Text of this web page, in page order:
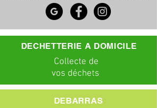
DECHETTERIE A DOMICILE
Collecte de
vos déchets
DEBARRAS